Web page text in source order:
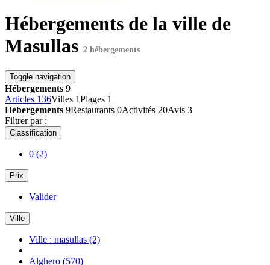
Hébergements de la ville de
Masullas 2 hébergements
Toggle navigation
Hébergements 9
Articles 136Villes 1Plages 1
Hébergements 9Restaurants 0Activités 20Avis 3
Filtrer par :
Classification
0 (2)
Prix
Valider
Ville
Ville : masullas (2)
Alghero (570)